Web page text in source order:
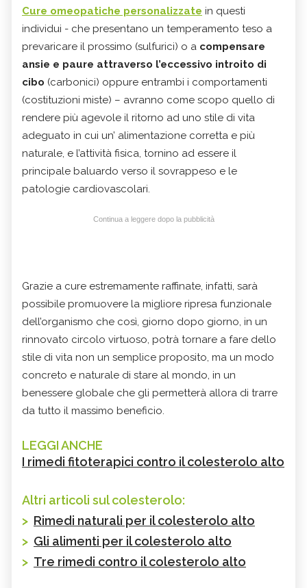
Cure omeopatiche personalizzate in questi
individui - che presentano un temperamento teso a
prevaricare il prossimo (sulfurici) o a compensare
ansie e paure attraverso l’eccessivo introito di
cibo (carbonici) oppure entrambi i comportamenti
(costituzioni miste) – avranno come scopo quello di
rendere più agevole il ritorno ad uno stile di vita
adeguato in cui un’ alimentazione corretta e più
naturale, e l’attività fisica, tornino ad essere il
principale baluardo verso il sovrappeso e le
patologie cardiovascolari.
Continua a leggere dopo la pubblicità
Grazie a cure estremamente raffinate, infatti, sarà
possibile promuovere la migliore ripresa funzionale
dell’organismo che così, giorno dopo giorno, in un
rinnovato circolo virtuoso, potrà tornare a fare dello
stile di vita non un semplice proposito, ma un modo
concreto e naturale di stare al mondo, in un
benessere globale che gli permetterà allora di trarre
da tutto il massimo beneficio.
LEGGI ANCHE
I rimedi fitoterapici contro il colesterolo alto
Altri articoli sul colesterolo:
> Rimedi naturali per il colesterolo alto
> Gli alimenti per il colesterolo alto
> Tre rimedi contro il colesterolo alto